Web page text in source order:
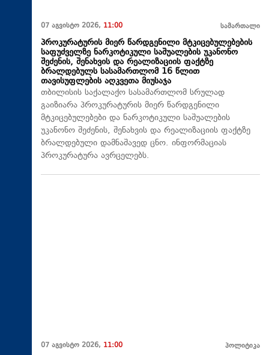
07 აგვისტო 2026, 11:00 სამართალი
პროკურატურის მიერ წარდგენილი მტკიცებულებების
საფუძველზე ნარკოტიკული საშუალების უკანონო
შეძენის, შენახვის და რეალიზაციის ფაქტზე
ბრალდებულს სასამართლომ 16 წლით
თავისუფლების აღკვეთა მიუსაჯა
თბილისის საქალაქო სასამართლომ სრულად
გაიზიარა პროკურატურის მიერ წარდგენილი
მტკიცებულებები და ნარკოტიკული საშუალების
უკანონო შეძენის, შენახვის და რეალიზაციის ფაქტზე
ბრალდებული დამნაშავედ ცნო. ინფორმაციას
პროკურატურა ავრცელებს.
07 აგვისტო 2026, 11:00 პოლიტიკა